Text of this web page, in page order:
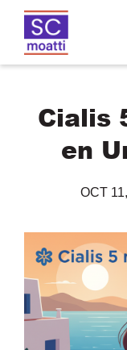
Cialis
en
OCT